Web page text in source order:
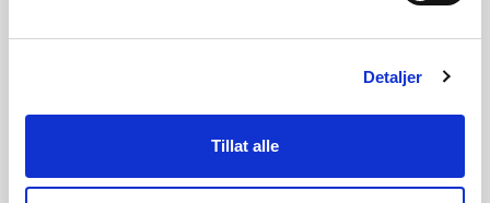
Detaljer
Tillat alle
NVE lanserer et nytt rammeverk for energi- og
Norges vassdrags- og energidirektorat lanserer et
som skalgjøre det enklere og
Flere og bedre analyser bidrar til mer kunnskapnår